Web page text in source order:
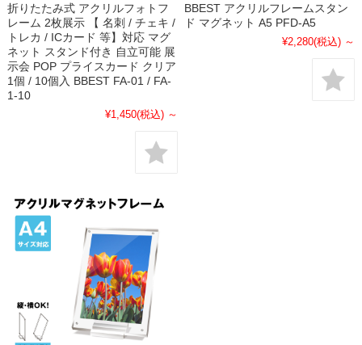
折りたたみ式 アクリルフォトフ
レーム 2枚展示 【 名刺 / チェキ /
トレカ / ICカード 等】対応 マグ
ネット スタンド付き 自立可能 展
示会 POP プライスカード クリア
1個 / 10個入 BBEST FA-01 / FA-
1-10
¥1,450(税込) ～
BBEST アクリルフレームスタン
ド マグネット A5 PFD-A5
¥2,280(税込) ～